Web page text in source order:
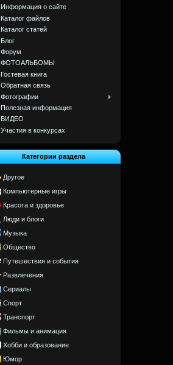
Информация о сайте
Каталог файлов
Каталог статей
Блог
Форум
ФОТОАЛЬБОМЫ
Гостевая книга
Обратная связь
Фотографии
Полезная информация
ВИДЕО
Участия в конкурсах
Категории раздела
Другое
Компьютерные игры
Красота и здоровье
Люди и блоги
Музыка
Общество
Путешествия и события
Развлечения
Сериалы
Спорт
Транспорт
Фильмы и анимация
Хобби и образование
Юмор